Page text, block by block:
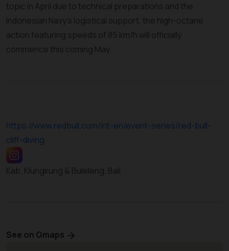
topic in April due to technical preparations and the
Indonesian Navy's logistical support, the high-octane
action featuring speeds of 85 km/h will officially
commence this coming May.
https://www.redbull.com/int-en/event-series/red-bull-
cliff-diving
Kab. Klungkung & Buleleng, Bali
See on Gmaps